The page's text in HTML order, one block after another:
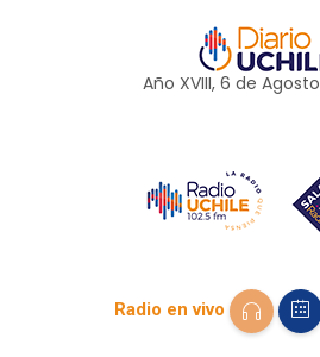
Año XVIII, 6 de Agosto
Radio en vivo